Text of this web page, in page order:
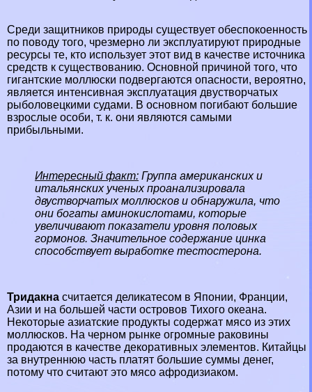
Среди защитников природы существует обеспокоенность
по поводу того, чрезмерно ли эксплуатируют природные
ресурсы те, кто использует этот вид в качестве источника
средств к существованию. Основной причиной того, что
гигантские моллюски подвергаются опасности, вероятно,
является интенсивная эксплуатация двустворчатых
рыболовецкими судами. В основном погибают большие
взрослые особи, т. к. они являются самыми
прибыльными.
Интересный факт: Группа американских и
итальянских ученых проанализировала
двустворчатых моллюсков и обнаружила, что
они богаты аминокислотами, которые
увеличивают показатели уровня пoлoвых
гормонов. Значительное содержание цинка
способствует выработке тестостерона.
Тридакна считается деликатесом в Японии, Франции,
Азии и на большей части островов Тихого океана.
Некоторые азиатские продукты содержат мясо из этих
моллюсков. На черном рынке огромные paковины
продаются в качестве декоративных элементов. Китайцы
за внутреннюю часть платят большие суммы денег,
потому что считают это мясо афродизиаком.